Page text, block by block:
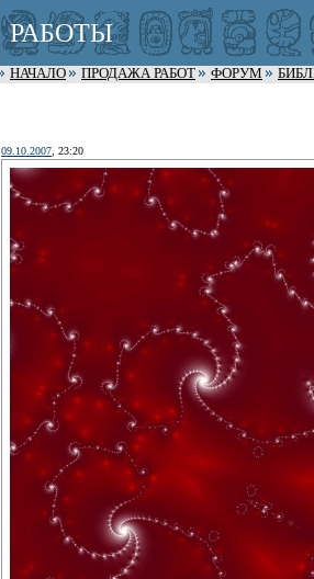
РАБОТЫ
НАЧАЛО ПРОДАЖА РАБОТ ФОРУМ
09.10.2007 , 23:20